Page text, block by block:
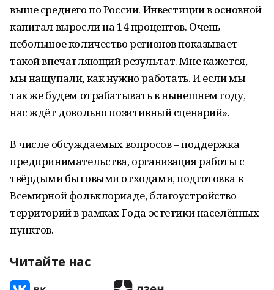
выше среднего по России. Инвестиции в основной
капитал выросли на 14 процентов. Очень
небольшое количество регионов показывает
такой впечатляющий результат. Мне кажется,
мы нащупали, как нужно работать. И если мы
так же будем отрабатывать в нынешнем году,
нас ждёт довольно позитивный сценарий».
В числе обсуждаемых вопросов – поддержка
предпринимательства, организация работы с
твёрдыми бытовыми отходами, подготовка к
Всемирной фольклориаде, благоустройство
территорий в рамках Года эстетики населённых
пунктов.
Читайте нас